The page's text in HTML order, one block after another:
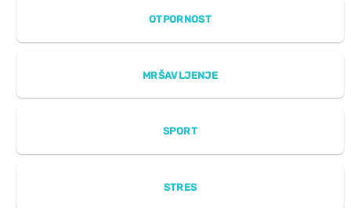
OTPORNOST
MRŠAVLJENJE
SPORT
STRES